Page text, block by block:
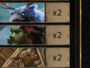
x2
x2
x2